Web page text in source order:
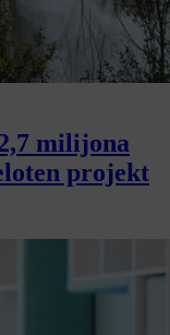
milijona
projekt